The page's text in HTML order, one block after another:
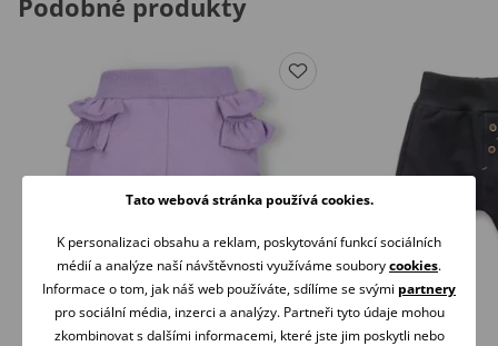
Tato webová stránka používá cookies.
K personalizaci obsahu a reklam, poskytování funkcí sociálních
médií a analýze naší návštěvnosti využíváme souborycookies.
Informace o tom, jak náš web používáte, sdílíme se svými partnery
pro sociální média, inzerci a analýzy. Partneři tyto údaje mohou
zkombinovat s dalšími informacemi, které jste jim poskytli nebo